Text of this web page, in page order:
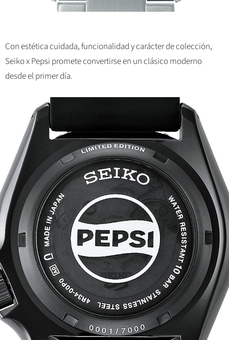
Con estética cuidada, funcionalidad y carácter de colección,
Seiko x Pepsi promete convertirse en un clásico moderno
desde el primer día.